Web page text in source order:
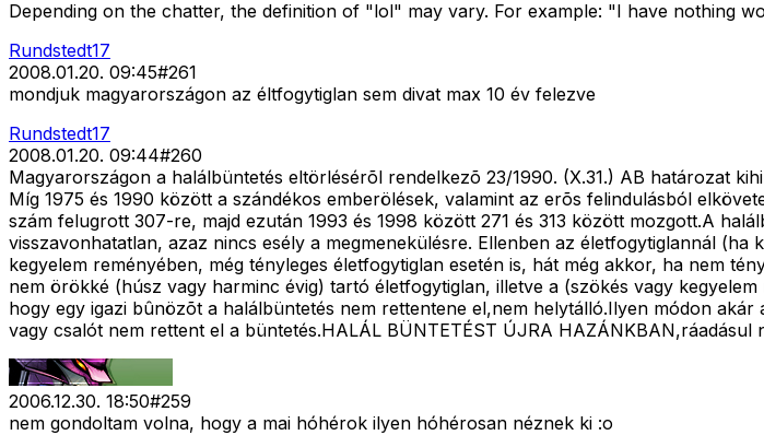
Depending on the chatter, the definition of "lol" may vary. For example: "I have nothing
Rundstedt17
2008.01.20. 09:45#261
mondjuk magyarországon az éltfogytiglan sem divat max 10 év felezve
Rundstedt17
2008.01.20. 09:44#260
Magyarországon a halálbüntetés eltörlésérõl rendelkezõ 23/1990. (X.31.) AB határozat
Míg 1975 és 1990 között a szándékos emberölések, valamint az erõs felindulásból
szám felugrott 307-re, majd ezután 1993 és 1998 között 271 és 313 között mozgott.A
visszavonhatatlan, azaz nincs esély a megmenekülésre. Ellenben az életfogytiglannál
kegyelem reményében, még tényleges életfogytiglan esetén is, hát még akkor, ha nem
nem örökké (húsz vagy harminc évig) tartó életfogytiglan, illetve a (szökés vagy
hogy egy igazi bûnözõt a halálbüntetés nem rettentene el,nem helytálló.Ilyen módon
vagy csalót nem rettent el a büntetés.HALÁL BÜNTETÉST ÚJRA HAZÁNKBAN,ráadásul
2006.12.30. 18:50#259
nem gondoltam volna, hogy a mai hóhérok ilyen hóhérosan néznek ki :o